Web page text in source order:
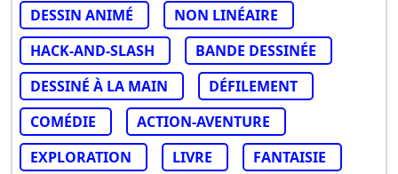
DESSIN ANIMÉ
NON LINÉAIRE
HACK-AND-SLASH
BANDE DESSINÉE
DESSINÉ À LA MAIN
DÉFILEMENT
COMÉDIE
ACTION-AVENTURE
EXPLORATION
LIVRE
FANTAISIE